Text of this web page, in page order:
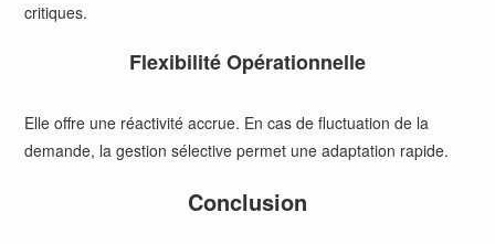
critiques.
Flexibilité Opérationnelle
Elle offre une réactivité accrue. En cas de fluctuation de la
demande, la gestion sélective permet une adaptation rapide.
Conclusion